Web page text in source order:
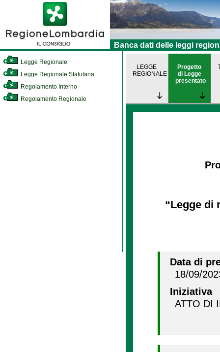
Banca dati delle leggi
Legge Regionale
Legge Regionale Statutaria
Regolamento Interno
Regolamento Regionale
LEGGE
REGIONALE
Progetto
di Legge
presentato
“Legge di
Data di
18/09/
Iniziativa
ATTO DI